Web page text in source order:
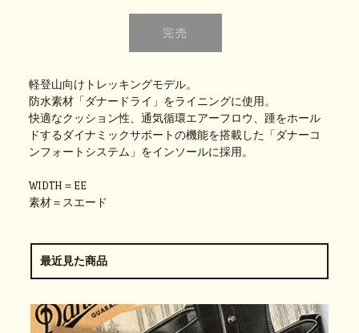
軽登山向けトレッキングモデル。
防水素材「ダナードライ」をライニングに使用。
快適なクッション性、通気循環エアーフロウ、踵をホール
ドするダイナミックサポートの機能を搭載した「ダナーコ
ンフォートシステム」をインソールに採用。
WIDTH＝EE
素材＝スエード
最近見た商品